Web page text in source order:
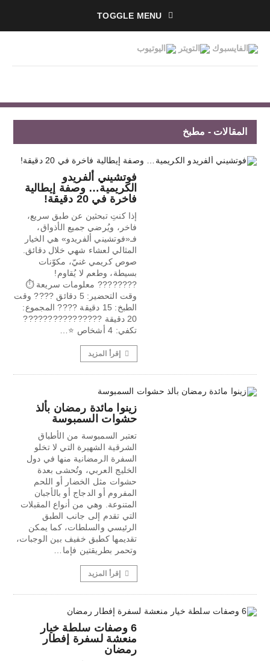
TOGGLE MENU
المقالات - مطبخ
فوتشيني ألفريدو
الكريمية… وصفة إيطالية
فاخرة في 20 دقيقة!
إذا كنتِ تبحثين عن طبق سريع،
فاخر، ويُرضي جميع الأذواق،
فـ«فوتشيني ألفريدو» هي الخيار
المثالي لعشاء شهي خلال دقائق.
صوص كريمي غنيّ، مكوّنات
بسيطة، وطعم لا يُقاوم!
????‍???? معلومات سريعة ⏱️
وقت التحضير: 5 دقائق ???? وقت
الطبخ: 15 دقيقة ???? المجموع:
20 دقيقة ????‍????‍????‍????
تكفي: 4 أشخاص ⭐…
إقرأ المزيد
زينوا مائدة رمضان بألذ
حشوات السمبوسة
تعتبر السمبوسة من الأطباق
الشرقية الشهيرة التي لا تخلو
السفرة الرمضانية منها في دول
الخليج العربي، وتُحشى بعدة
حشوات مثل الخضار أو اللحم
المفروم أو الدجاج أو بالأجبان
المتنوعة. وهي من أنواع المقبلات
التي تقدم إلى جانب الطبق
الرئيسي والسلطات، كما يمكن
تقديمها كطبق خفيف بين الوجبات،
وتحمر بطريقتين فإما…
إقرأ المزيد
6 وصفات سلطة خيار
منعشة لسفرة إفطار
رمضان